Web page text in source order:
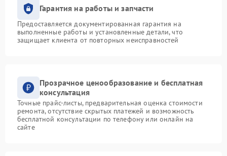
Гарантия на работы и запчасти
Предоставляется документированная гарантия на
выполненные работы и установленные детали, что
защищает клиента от повторных неисправностей
Прозрачное ценообразование и бесплатная
консультация
Точные прайс-листы, предварительная оценка стоимости
ремонта, отсутствие скрытых платежей и возможность
бесплатной консультации по телефону или онлайн на
сайте